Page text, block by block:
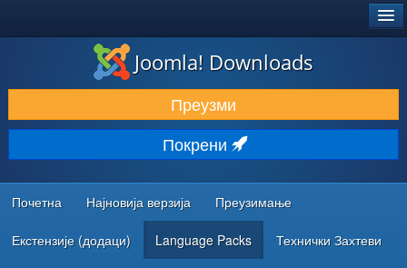
ПРЕУЗИМАЊЕ И ПРОШИРЕЊА (ЕКСТЕНЗИЈЕ)
ОТКРИЈТЕ И НАУЧИТЕ
ЗАЈЕДНИЦА И ПОДРШКА
РЕСУРСИ ЗА РАЗВОЈ
Joomla! Downloads
Преузми
Покрени
Почетна Најновија верзија Преузимање
Екстензије (додаци) Language Packs Технички Захтеви